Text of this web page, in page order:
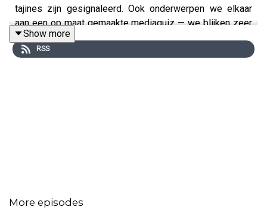
tajines zijn gesignaleerd. Ook onderwerpen we elkaar
aan een op maat gemaakte mediaquiz — we blijken zeer
aan elkaar gewaagd. Alsof dat nog niet genoeg is
spraken de grootste BN’ers van Nederland
Show more
RSS
More episodes